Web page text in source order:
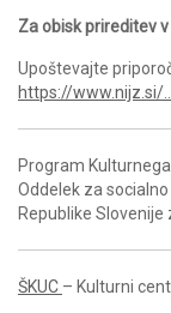
Za obisk prireditev
Upoštevajte
https://www.nijz.si/
Program
Oddelek za
Republike Slovenije
ŠKUC – Kulturni